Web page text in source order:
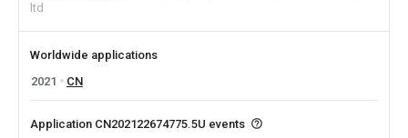
ltd
Worldwide applications
2021
CN
Application CN202122674775.5U events